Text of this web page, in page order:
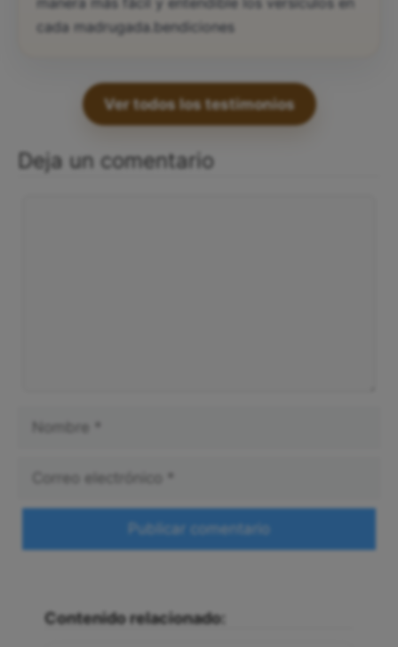
cada madrugada.bendiciones
Ver todos los testimonios
Deja un comentario
Contenido relacionado: